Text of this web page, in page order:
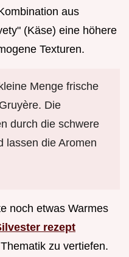
aus
(Käse) eine höhere
Texturen.
Menge frische
Die
durch die schwere
lassen die Aromen
noch etwas Warmes
rezept
zu vertiefen.